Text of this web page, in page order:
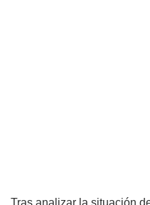
Tras analizar la situación